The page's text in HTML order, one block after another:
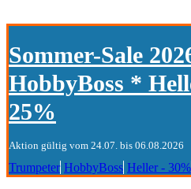
Sommer-Sale
HobbyBoss *
25%
Aktion gültig vom 24.07. bis 06.08.2026
Trumpeter HobbyBoss Heller - 30%